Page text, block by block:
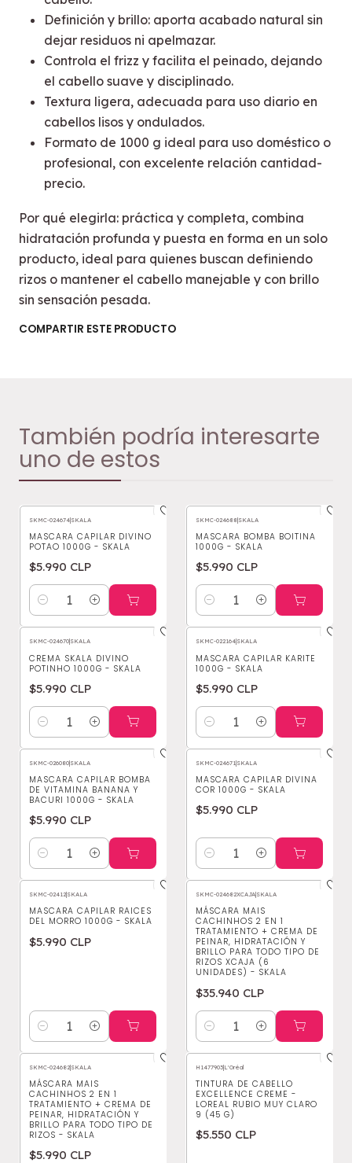
Definición y brillo: aporta acabado natural sin
dejar residuos ni apelmazar.
Controla el frizz y facilita el peinado, dejando
el cabello suave y disciplinado.
Textura ligera, adecuada para uso diario en
cabellos lisos y ondulados.
Formato de 1000 g ideal para uso doméstico o
profesional, con excelente relación cantidad-
precio.
Por qué elegirla: práctica y completa, combina
hidratación profunda y puesta en forma en un solo
producto, ideal para quienes buscan definiendo
rizos o mantener el cabello manejable y con brillo
sin sensación pesada.
COMPARTIR ESTE PRODUCTO
También podría interesarte
uno de estos
SKMC-024674|SKALA
MASCARA CAPILAR DIVINO
POTAO 1000G - SKALA
$5.990 CLP
Cantidad
SKMC-024688|SKALA
MASCARA BOMBA BOITINA
1000G - SKALA
$5.990 CLP
Cantidad
SKMC-024670|SKALA
CREMA SKALA DIVINO
POTINHO 1000G - SKALA
$5.990 CLP
Cantidad
SKMC-022164|SKALA
MASCARA CAPILAR KARITE
1000G - SKALA
$5.990 CLP
Cantidad
SKMC-026080|SKALA
MASCARA CAPILAR BOMBA
DE VITAMINA BANANA Y
BACURI 1000G - SKALA
$5.990 CLP
Cantidad
SKMC-024671|SKALA
MASCARA CAPILAR DIVINA
COR 1000G - SKALA
$5.990 CLP
Cantidad
SKMC-02412|SKALA
MASCARA CAPILAR RAICES
DEL MORRO 1000G - SKALA
$5.990 CLP
Cantidad
SKMC-024682XCAJA|SKALA
MÁSCARA MAIS
CACHINHOS 2 EN 1
TRATAMIENTO + CREMA DE
PEINAR, HIDRATACIÓN Y
BRILLO PARA TODO TIPO DE
RIZOS XCAJA (6
UNIDADES) - SKALA
$35.940 CLP
Cantidad
SKMC-024682|SKALA
MÁSCARA MAIS
CACHINHOS 2 EN 1
TRATAMIENTO + CREMA DE
PEINAR, HIDRATACIÓN Y
BRILLO PARA TODO TIPO DE
RIZOS - SKALA
$5.990 CLP
H1477903|L'Oréal
TINTURA DE CABELLO
EXCELLENCE CREME -
LOREAL RUBIO MUY CLARO
9 (45 G)
$5.550 CLP